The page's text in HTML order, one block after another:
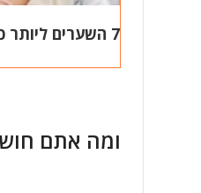
7 השערים ליותר כסף בחיים
ומה אתם